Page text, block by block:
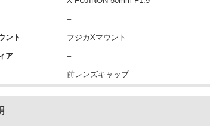
–
ント フジカXマウント
ア –
前レンズキャップ